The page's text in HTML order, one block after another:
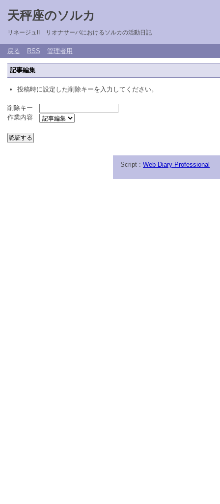
天秤座のソルカ
リネージュII リオナサーバにおけるソルカの活動日記
戻る RSS 管理者用
記事編集
投稿時に設定した削除キーを入力してください。
削除キー
作業内容
Script : Web Diary Professional